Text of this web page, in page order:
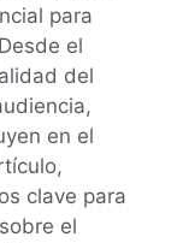
para
el
del
en el
clave para
el